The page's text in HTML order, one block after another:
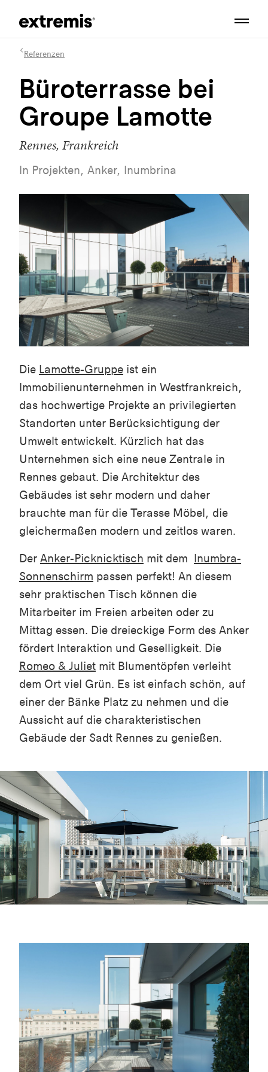
Referenzen
Büroterrasse bei
Groupe Lamotte
Rennes, Frankreich
In Projekten, Anker, Inumbrina
Die Lamotte-Gruppe ist ein
Immobilienunternehmen in Westfrankreich,
das hochwertige Projekte an privilegierten
Standorten unter Berücksichtigung der
Umwelt entwickelt. Kürzlich hat das
Unternehmen sich eine neue Zentrale in
Rennes gebaut. Die Architektur des
Gebäudes ist sehr modern und daher
brauchte man für die Terasse Möbel, die
gleichermaßen modern und zeitlos waren.
Der Anker-Picknicktisch mit dem Inumbra-
Sonnenschirm passen perfekt! An diesem
sehr praktischen Tisch können die
Mitarbeiter im Freien arbeiten oder zu
Mittag essen. Die dreieckige Form des Anker
fördert Interaktion und Geselligkeit. Die
Romeo & Juliet mit Blumentöpfen verleiht
dem Ort viel Grün. Es ist einfach schön, auf
einer der Bänke Platz zu nehmen und die
Aussicht auf die charakteristischen
Gebäude der Sadt Rennes zu genießen.